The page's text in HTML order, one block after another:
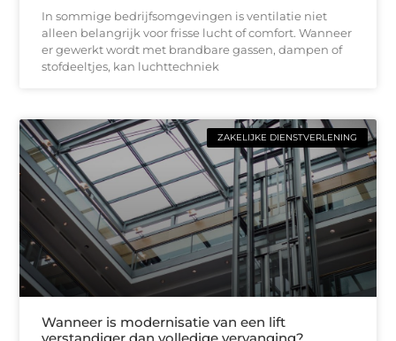
In sommige bedrijfsomgevingen is ventilatie niet
alleen belangrijk voor frisse lucht of comfort. Wanneer
er gewerkt wordt met brandbare gassen, dampen of
stofdeeltjes, kan luchttechniek
ZAKELIJKE DIENSTVERLENING
Wanneer is modernisatie van een lift